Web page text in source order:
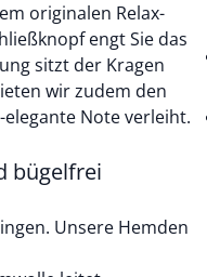
originalen Relax-
engt Sie das
sitzt der Kragen
wir zudem den
Note verleiht.
bügelfrei
Unsere Hemden